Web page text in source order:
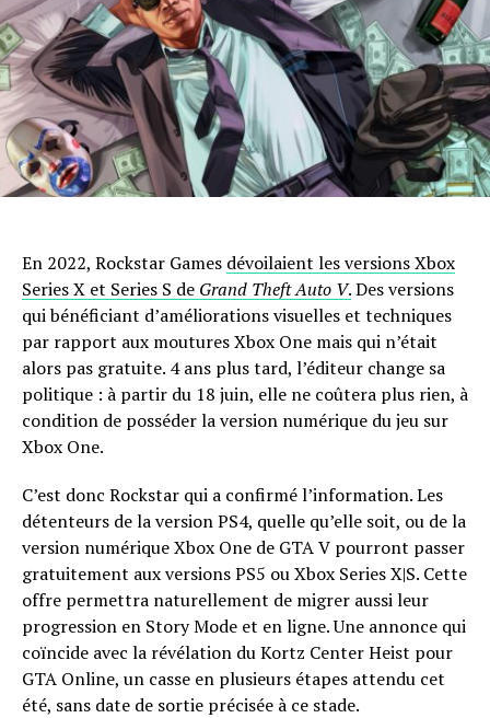
En 2022, Rockstar Games dévoilaient les versions Xbox
Series X et Series S de Grand Theft Auto V.Des versions
qui bénéficiant d’améliorations visuelles et techniques
par rapport aux moutures Xbox One mais qui n’était
alors pas gratuite. 4 ans plus tard, l’éditeur change sa
politique : à partir du 18 juin, elle ne coûtera plus rien, à
condition de posséder la version numérique du jeu sur
Xbox One.
C’est donc Rockstar qui a confirmé l’information. Les
détenteurs de la version PS4, quelle qu’elle soit, ou de la
version numérique Xbox One de GTA V pourront passer
gratuitement aux versions PS5 ou Xbox Series X|S. Cette
offre permettra naturellement de migrer aussi leur
progression en Story Mode et en ligne. Une annonce qui
coïncide avec la révélation du Kortz Center Heist pour
GTA Online, un casse en plusieurs étapes attendu cet
été, sans date de sortie précisée à ce stade.